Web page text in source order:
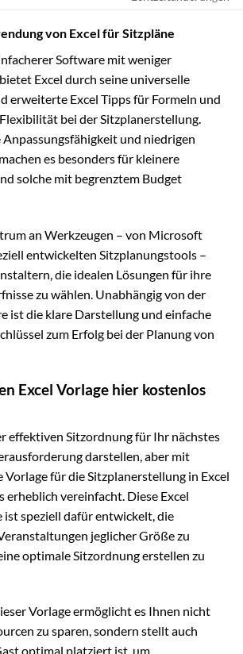
von Excel für Sitzpläne
Software mit weniger
Excel durch seine universelle
erweiterte Excel Tipps für Formeln und
bei der Sitzplanerstellung.
Anpassungsfähigkeit und niedrigen
es besonders für kleinere
solche mit begrenztem Budget
an Werkzeugen – von Microsoft
entwickelten Sitzplanungstools –
die idealen Lösungen für ihre
zu wählen. Unabhängig von der
ist die klare Darstellung und einfache
zum Erfolg bei der Planung von
Excel Vorlage hier kostenlos
effektiven Sitzordnung für Ihr nächstes
darstellen, aber mit
Vorlage für die Sitzplanerstellung in Excel
erheblich vereinfacht. Diese Excel
speziell dafür entwickelt, die
jeglicher Größe zu
optimale Sitzordnung erstellen zu
Vorlage ermöglicht es Ihnen nicht
zu sparen, sondern stellt auch
optimal platziert ist, um